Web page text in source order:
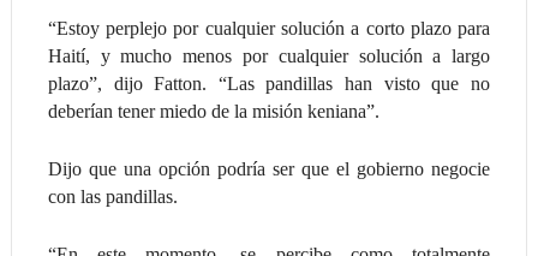
“Estoy perplejo por cualquier solución a corto plazo para
Haití, y mucho menos por cualquier solución a largo
plazo”, dijo Fatton. “Las pandillas han visto que no
deberían tener miedo de la misión keniana”.
Dijo que una opción podría ser que el gobierno negocie
con las pandillas.